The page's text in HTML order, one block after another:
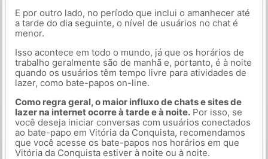
E por outro lado, no período que inclui o amanhecer até
a tarde do dia seguinte, o nível de usuários no chat é
menor.
Isso acontece em todo o mundo, já que os horários de
trabalho geralmente são de manhã e, portanto, é à noite
quando os usuários têm tempo livre para atividades de
lazer, como bate-papos on-line.
Como regra geral, o maior influxo de chats e sites de
lazer na internet ocorre à tarde e à noite.Por isso, se
você deseja iniciar conversas com usuários conectados
ao bate-papo em Vitória da Conquista, recomendamos
que você acesse os bate-papos nos horários em que
Vitória da Conquista estiver à noite ou à noite.